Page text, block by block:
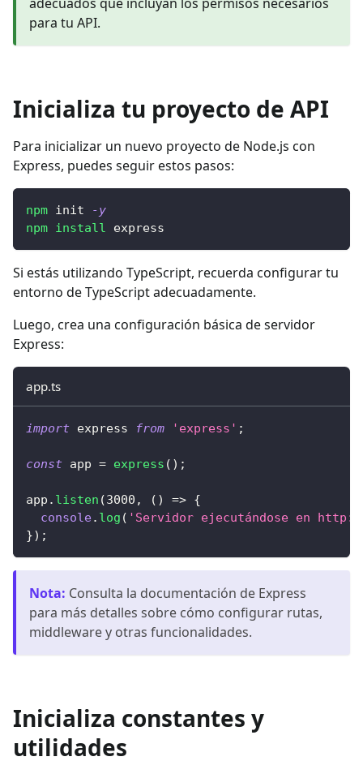
para tu API.
Inicializa tu proyecto de API
Para inicializar un nuevo proyecto de Node.js con
Express, puedes seguir estos pasos:
npm init
-y
npm install express
Si estás utilizando TypeScript, recuerda configurar tu
entorno de TypeScript adecuadamente.
Luego, crea una configuración básica de servidor
Express:
app.ts
import express from 'express' ;
const app = express ( ) ;
app . listen (3000 , ( ) => {
console. log ( 'Servidor ejecutándose en
}) ;
Nota: Consulta la documentación de Express
para más detalles sobre cómo configurar rutas,
middleware y otras funcionalidades.
Inicializa constantes y
utilidades